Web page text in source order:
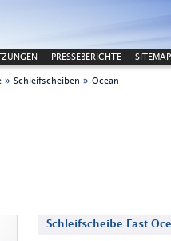
PRESSEBERICHTE SITEMAP
» Schleifscheiben » Ocean
Schleifscheibe Fast